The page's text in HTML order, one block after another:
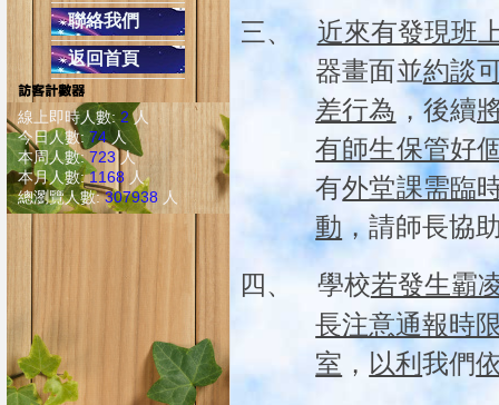
配合學校作息時間，課餘時避免單獨
在校遇陌生人
遇陌生人問路，可熱心告知，但不必親自引導
校外發現陌生人跟隨，應快速跑至較多人
聯絡我們
返回首頁
線上即時人數:2 人
今日人數: 74人
本周人數:723人
本月人數:1168 人
總瀏覽人數:307938 人
三、
近來有發現班
器畫面並約談
差行為 ，後續
有師生保管好
有外堂課需臨
動，請師長協
四、 學校若發生霸
長注意通報時
室 ，以利我們